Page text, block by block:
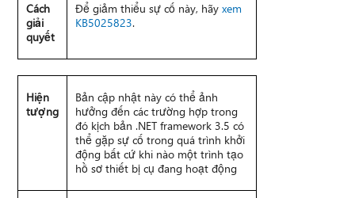
Cách
giải
quyết
Để giảm thiểu sự cố này, hãyxem
KB5025823.
Hiện
tượng
Bản cập nhật này có thể ảnh
hưởng đến các trường hợp trong
đó kịch bản .NET framework 3.5 có
thể gặp sự cố trong quá trình khởi
động bất cứ khi nào một trình tạo
hồ sơ thiết bị cụ đang hoạt động